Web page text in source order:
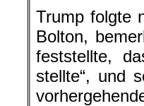
Trump folgte
Bolton,
feststellte,
stellte“, und